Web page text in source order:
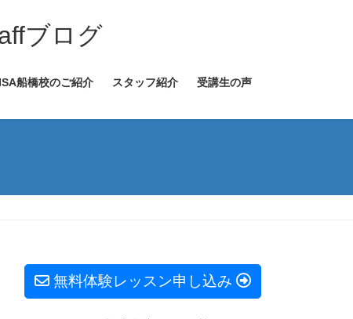
ブログ
船橋校のご紹介 スタッフ紹介 受講生の声
無料体験レッスン申し込み